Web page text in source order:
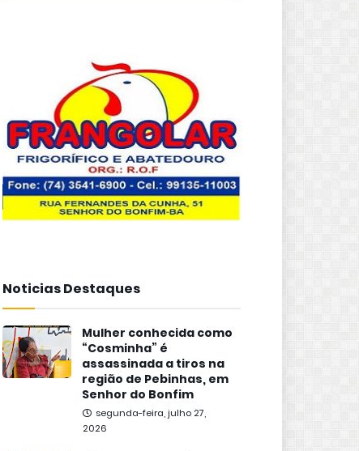
Noticias Destaques
Mulher conhecida como
“Cosminha” é
assassinada a tiros na
região de Pebinhas, em
Senhor do Bonfim
segunda-feira, julho 27,
2026